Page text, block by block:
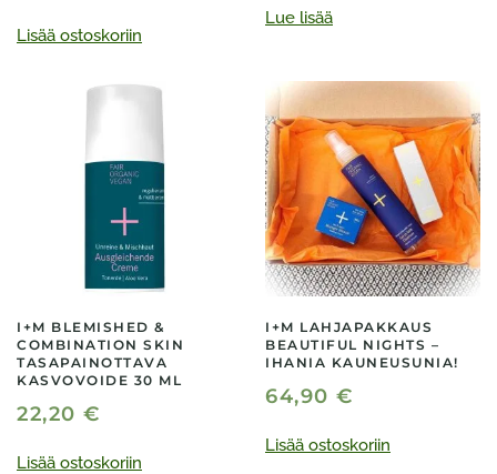
Lisää ostoskoriin
Lue lisää
I+M BLEMISHED &
COMBINATION SKIN
TASAPAINOTTAVA
KASVOVOIDE 30 ML
22,20 €
Lisää ostoskoriin
I+M LAHJAPAKKAUS
BEAUTIFUL NIGHTS –
IHANIA KAUNEUSUNIA!
64,90 €
Lisää ostoskoriin